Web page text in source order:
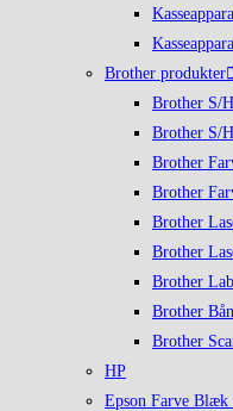
Brother produkter
Brother S/
Brother S/
Brother
Brother
Brother
Brother
Brother
Brother
Brother
HP
Epson Farve